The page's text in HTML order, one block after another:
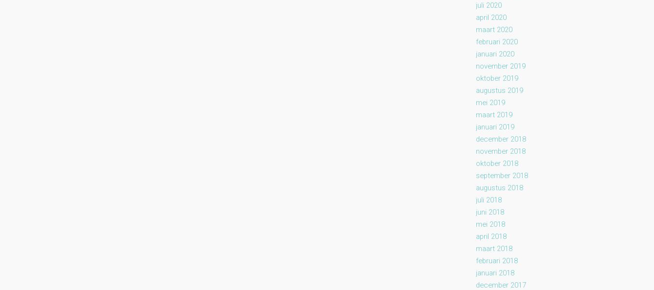
juli 2020
april 2020
maart 2020
februari 2020
januari 2020
november 2019
oktober 2019
augustus 2019
mei 2019
maart 2019
januari 2019
december 2018
november 2018
oktober 2018
september 2018
augustus 2018
juli 2018
juni 2018
mei 2018
april 2018
maart 2018
februari 2018
januari 2018
december 2017